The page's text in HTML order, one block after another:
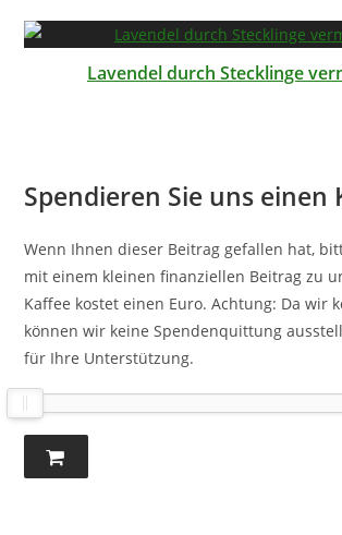
Lavendel durch Stecklinge
Spendieren Sie uns einen
Wenn Ihnen dieser Beitrag gefallen hat,
mit einem kleinen finanziellen Beitrag zu
Kaffee kostet einen Euro. Achtung: Da wir
können wir keine Spendenquittung
für Ihre Unterstützung.